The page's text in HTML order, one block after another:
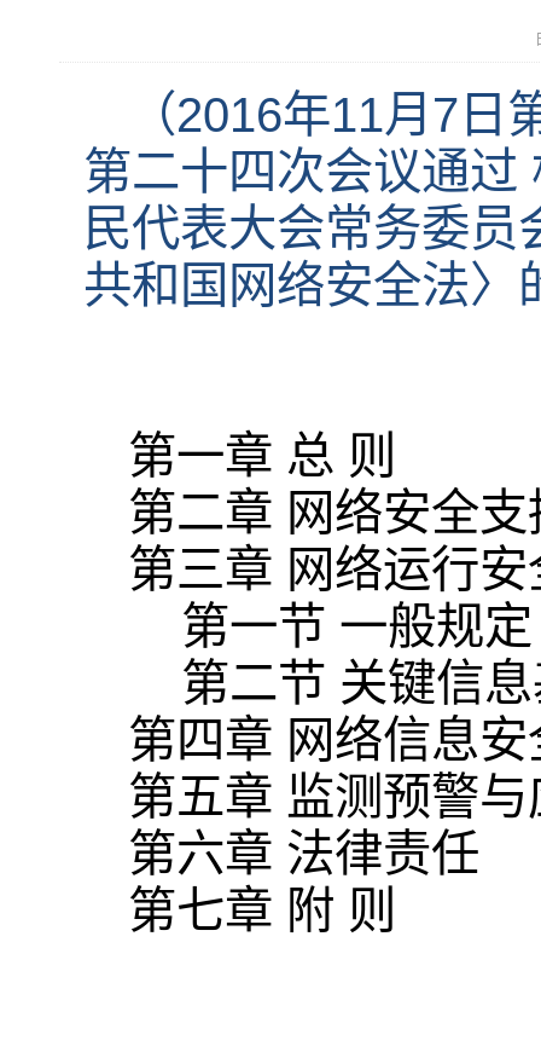
（2016年11月7
第二十四次会议通过
民代表大会常务委
共和国网络安全法〉
第一章 总 则
第二章 网络安全
第三章 网络运行安
第一节 一般规定
第二节 关键信息
第四章 网络信息安
第五章 监测预警
第六章 法律责任
第七章 附 则